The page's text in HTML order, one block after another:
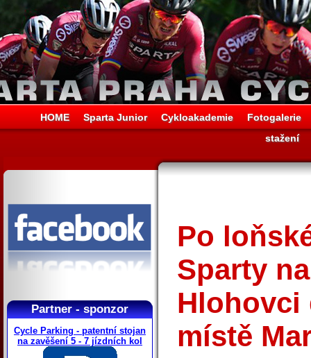
HOME Sparta Junior Cykloakademie
Fotogalerie
stažení
Partner - sponzor
Cycle Parking - patentní stojan
na zavěšení 5 - 7 jízdních kol
Po
Sparty
Hlohovci
místě